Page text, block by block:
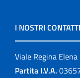
I NOSTRI CONTATTI
Viale Regina
Partita I.V.A.